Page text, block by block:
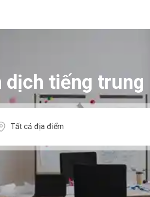
dịch tiếng trung
Tất cả địa điểm